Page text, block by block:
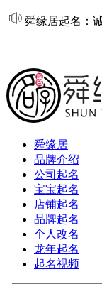
舜缘居起名：
舜缘居
品牌介绍
公司起名
宝宝起名
店铺起名
品牌起名
个人改名
龙年起名
起名视频